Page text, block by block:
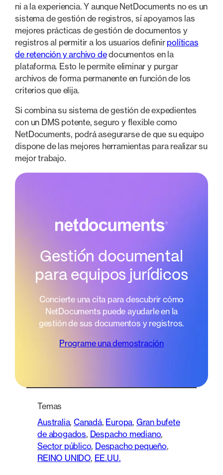
ni a la experiencia. Y aunque NetDocuments no es un
sistema de gestión de registros, sí apoyamos las
mejores prácticas de gestión de documentos y
registros al permitir a los usuarios definir políticas
de retención y archivo dedocumentos en la
plataforma. Esto le permite eliminar y purgar
archivos de forma permanente en función de los
criterios que elija.
Si combina su sistema de gestión de expedientes
con un DMS potente, seguro y flexible como
NetDocuments, podrá asegurarse de que su equipo
dispone de las mejores herramientas para realizar su
mejor trabajo.
Gestión documental
para equipos jurídicos
Concierte una cita para descubrir cómo
NetDocuments puede ayudarle en la
gestión de sus documentos y registros.
Programe una demostración
Temas
Australia, Canadá, Europa, Gran bufete
de abogados, Despacho mediano
Sector público, Despacho pequeño
REINO UNIDO, EE.UU.